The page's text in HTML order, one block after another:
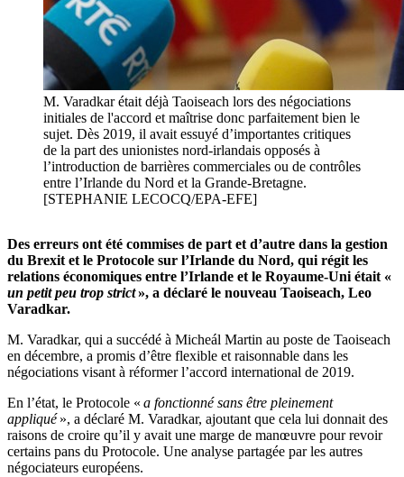
M. Varadkar était déjà Taoiseach lors des négociations
initiales de l'accord et maîtrise donc parfaitement bien le
sujet. Dès 2019, il avait essuyé d’importantes critiques
de la part des unionistes nord-irlandais opposés à
l’introduction de barrières commerciales ou de contrôles
entre l’Irlande du Nord et la Grande-Bretagne.
[STEPHANIE LECOCQ/EPA-EFE]
Des erreurs ont été commises de part et d’autre dans la gestion
du Brexit et le Protocole sur l’Irlande du Nord, qui régit les
relations économiques entre l’Irlande et le Royaume-Uni était «
un petit peu trop strict», a déclaré le nouveau Taoiseach, Leo
Varadkar.
M. Varadkar, qui a succédé à Micheál Martin au poste de Taoiseach
en décembre, a promis d’être flexible et raisonnable dans les
négociations visant à réformer l’accord international de 2019.
En l’état, le Protocole « a fonctionné sans être pleinement
appliqué», a déclaré M. Varadkar, ajoutant que cela lui donnait des
raisons de croire qu’il y avait une marge de manœuvre pour revoir
certains pans du Protocole. Une analyse partagée par les autres
négociateurs européens.